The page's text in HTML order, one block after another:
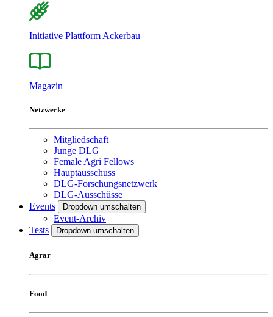
Initiative Plattform Ackerbau
Magazin
Netzwerke
Mitgliedschaft
Junge DLG
Female Agri Fellows
Hauptausschuss
DLG-Forschungsnetzwerk
DLG-Ausschüsse
Events
Dropdown umschalten
Event-Archiv
Tests
Dropdown umschalten
Agrar
Food